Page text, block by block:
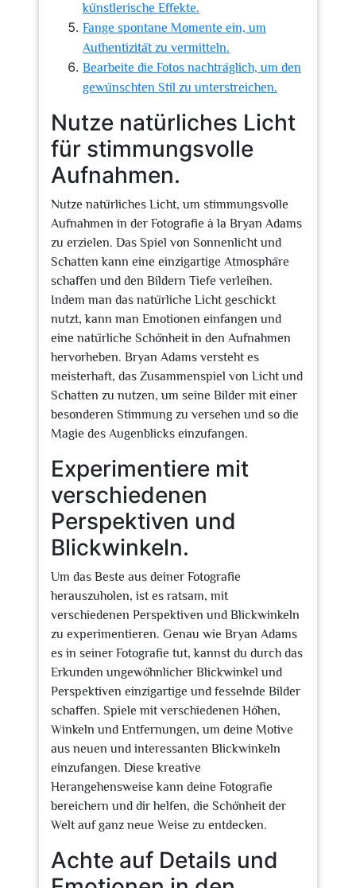
künstlerische Effekte.
Fange spontane Momente ein, um
Authentizität zu vermitteln.
Bearbeite die Fotos nachträglich, um den
gewünschten Stil zu unterstreichen.
Nutze natürliches Licht
für stimmungsvolle
Aufnahmen.
Nutze natürliches Licht, um stimmungsvolle
Aufnahmen in der Fotografie à la Bryan Adams
zu erzielen. Das Spiel von Sonnenlicht und
Schatten kann eine einzigartige Atmosphäre
schaffen und den Bildern Tiefe verleihen.
Indem man das natürliche Licht geschickt
nutzt, kann man Emotionen einfangen und
eine natürliche Schönheit in den Aufnahmen
hervorheben. Bryan Adams versteht es
meisterhaft, das Zusammenspiel von Licht und
Schatten zu nutzen, um seine Bilder mit einer
besonderen Stimmung zu versehen und so die
Magie des Augenblicks einzufangen.
Experimentiere mit
verschiedenen
Perspektiven und
Blickwinkeln.
Um das Beste aus deiner Fotografie
herauszuholen, ist es ratsam, mit
verschiedenen Perspektiven und Blickwinkeln
zu experimentieren. Genau wie Bryan Adams
es in seiner Fotografie tut, kannst du durch das
Erkunden ungewöhnlicher Blickwinkel und
Perspektiven einzigartige und fesselnde Bilder
schaffen. Spiele mit verschiedenen Höhen,
Winkeln und Entfernungen, um deine Motive
aus neuen und interessanten Blickwinkeln
einzufangen. Diese kreative
Herangehensweise kann deine Fotografie
bereichern und dir helfen, die Schönheit der
Welt auf ganz neue Weise zu entdecken.
Achte auf Details und